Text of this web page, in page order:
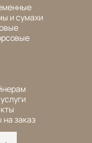
и сумахи
на заказ